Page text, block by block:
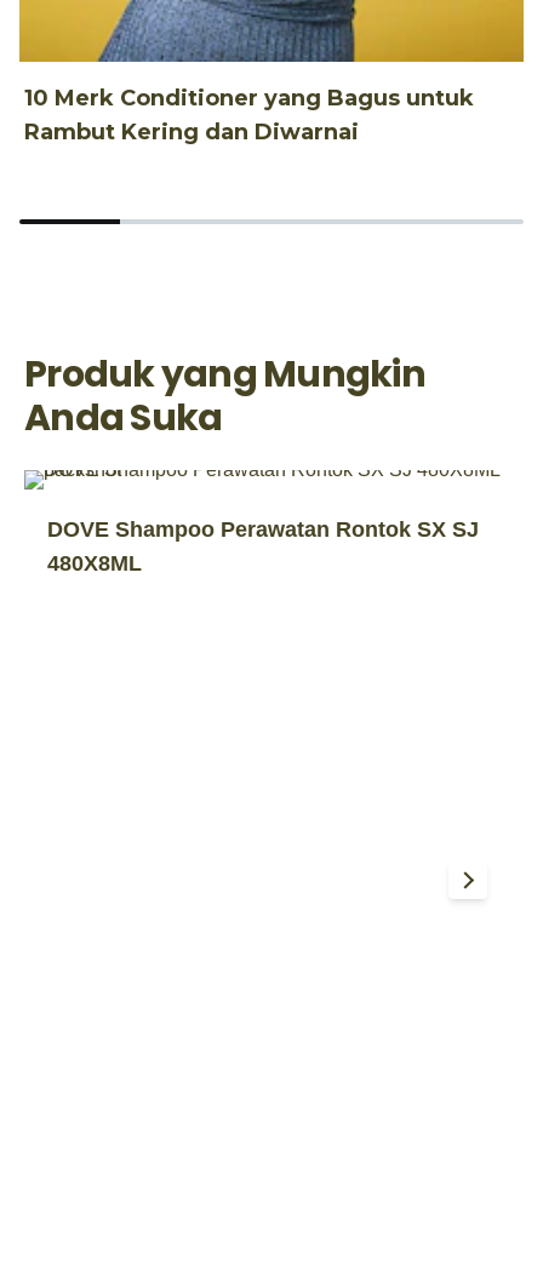
10 Merk Conditioner yang Bagus untuk
Rambut Kering dan Diwarnai
Produk yang Mungkin
Anda Suka
DOVE Shampoo Perawatan Rontok SX SJ
480X8ML